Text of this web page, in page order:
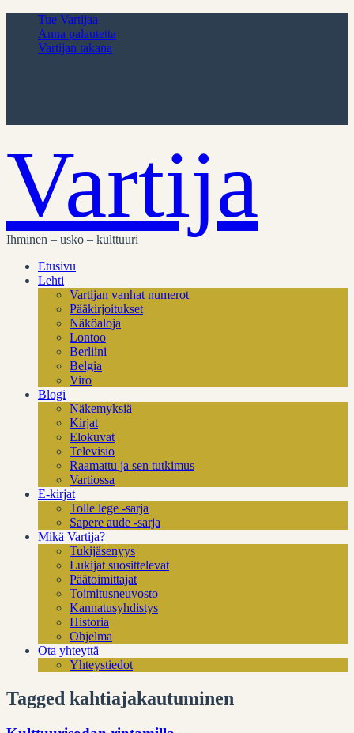
Tue Vartijaa
Anna palautetta
Vartijan takana
Vartija
Ihminen – usko – kulttuuri
Etusivu
Lehti
Vartijan vanhat numerot
Pääkirjoitukset
Näköaloja
Lontoo
Berliini
Belgia
Viro
Blogi
Näkemyksiä
Kirjat
Elokuvat
Televisio
Raamattu ja sen tutkimus
Vartiossa
E-kirjat
Tolle lege -sarja
Sapere aude -sarja
Mikä Vartija?
Tukijäsenyys
Lukijat suosittelevat
Päätoimittajat
Toimitusneuvosto
Kannatusyhdistys
Historia
Ohjelma
Ota yhteyttä
Yhteystiedot
Tagged kahtiajakautuminen